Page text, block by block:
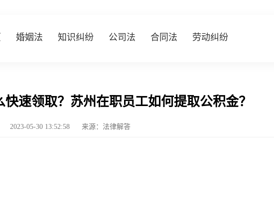
婚姻法 知识纠纷 公司法 合同法 劳动纠纷
速领取？苏州在职员工如何提取公积金？
2023-05-30 13:52:58 来源：法律解答